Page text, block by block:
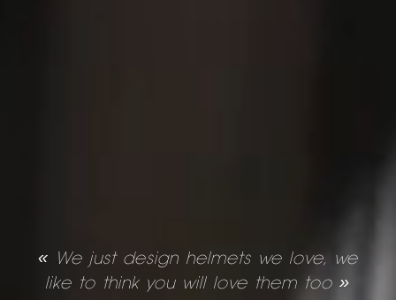
« We just design helmets we love, we
like to think you will love them too »